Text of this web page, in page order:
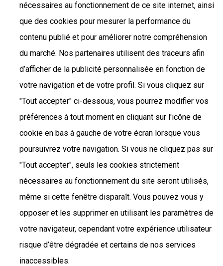
nécessaires au fonctionnement de ce site internet, ainsi
que des cookies pour mesurer la performance du
contenu publié et pour améliorer notre compréhension
du marché. Nos partenaires utilisent des traceurs afin
d’afficher de la publicité personnalisée en fonction de
votre navigation et de votre profil. Si vous cliquez sur
"Tout accepter" ci-dessous, vous pourrez modifier vos
préférences à tout moment en cliquant sur l'icône de
cookie en bas à gauche de votre écran lorsque vous
poursuivrez votre navigation. Si vous ne cliquez pas sur
"Tout accepter", seuls les cookies strictement
nécessaires au fonctionnement du site seront utilisés,
même si cette fenêtre disparaît. Vous pouvez vous y
opposer et les supprimer en utilisant les paramètres de
votre navigateur, cependant votre expérience utilisateur
risque d’être dégradée et certains de nos services
inaccessibles.